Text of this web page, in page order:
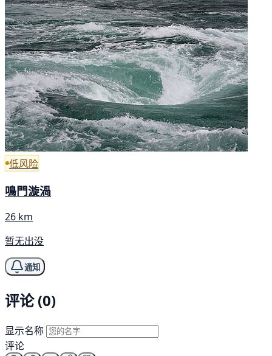
低风险
鳴門漩渦
26 km
暂无出没
通知
评论 (0)
显示名称
评论